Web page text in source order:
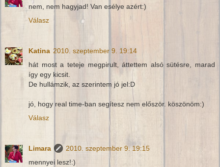
nem, nem hagyjad! Van esélye azért:)
Válasz
Katina 2010. szeptember 9. 19:14
hát most a teteje megpirult, áttettem alsó sütésre, marad
így egy kicsit.
De hullámzik, az szerintem jó jel:D
jó, hogy real time-ban segítesz nem először. köszönöm:)
Válasz
Limara
2010. szeptember 9. 19:15
mennyei lesz!:)